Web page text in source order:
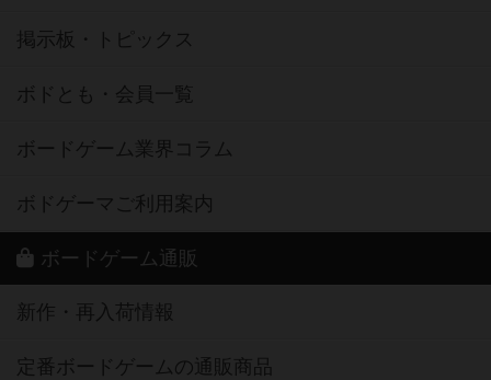
掲示板・トピックス
ボドとも・会員一覧
ボードゲーム業界コラム
ボドゲーマご利用案内
ボードゲーム通販
新作・再入荷情報
定番ボードゲームの通販商品